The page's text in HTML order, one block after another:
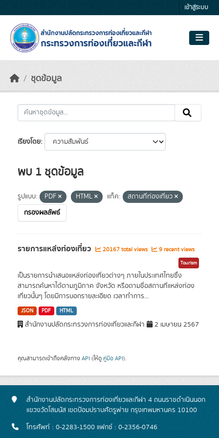
เข้าสู่ระบบ
ชุดข้อมูล
เรียงโดย
พบ 1 ชุดข้อมูล
รูปแบบ: PDF HTML แท็ค:
สถานที่ท่องเที่ยว
กรองผลลัพธ์
รายการแหล่งท่องเที่ยว 20167 total views 9 recent views
Tourism
เป็นรายการนำเสนอแหล่งท่องเที่ยวต่างๆ ภายในประเทศไทยซึ่ง
สามารถค้นหาได้ตามภูมิภาค จังหวัด หรือตามชื่อสถานที่แหล่งท่อง
เที่ยวนั้นๆ โดยมีการบอกรายละเอียด เวลาทำการ...
JSON PDF HTML
สำนักงานปลัดกระทรวงการท่องเที่ยวและกีฬา 2 เมษายน 2567
คุณสามารถเข้าถึงคลังทาง API (ให้ดู คู่มือ API).
สำนักงานปลัดกระทรวงการท่องเที่ยวและกีฬา 4 ถนนราชดำเนินนอก
แขวงวัดโสมนัส เขตป้อมปราบศัตรูพ่าย กรุงเทพมหานคร 10100
โทรศัพท์ : 0-2283-1500 แฟกซ์ : 0-2356-0746